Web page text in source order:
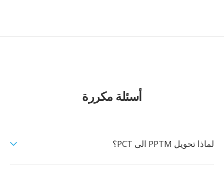
أسئلة مكررة
لماذا تحويل PPTM الى PCT؟